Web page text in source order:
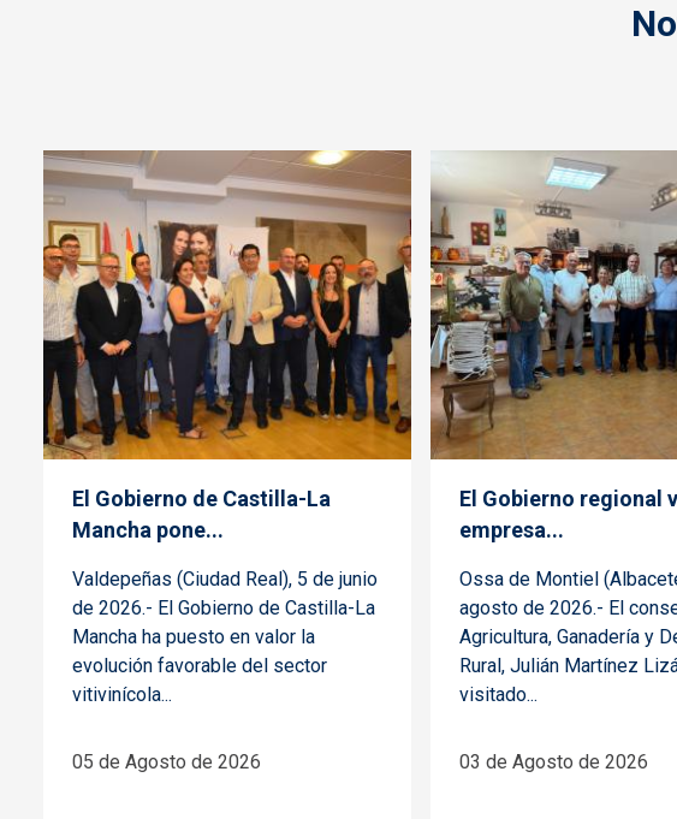
El Gobierno de Castilla-La
Mancha pone...
Valdepeñas (Ciudad Real), 5 de junio
de 2026.- El Gobierno de Castilla-La
Mancha ha puesto en valor la
evolución favorable del sector
vitivinícola...
05 de Agosto de 2026
El Gobierno regional
empresa...
Ossa de Montiel
agosto de 2026.- El
Agricultura, Ganadería y
Rural, Julián Martínez
visitado...
03 de Agosto de 2026